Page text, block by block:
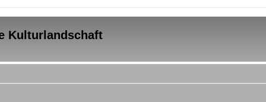
Kulturlandschaft